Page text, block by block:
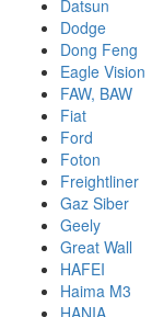
Datsun
Dodge
Dong Feng
Eagle Vision
FAW, BAW
Fiat
Ford
Foton
Freightliner
Gaz Siber
Geely
Great Wall
HAFEI
Haima M3
HANIA